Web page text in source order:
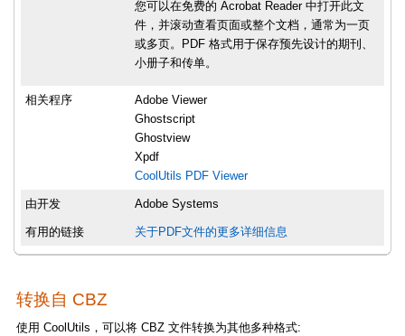
您可以在免费的 Acrobat Reader 中打开此文
件，并滚动查看页面或整个文档，通常为一页
或多页。PDF 格式用于保存预先设计的期刊、
小册子和传单。
相关程序
Adobe Viewer
Ghostscript
Ghostview
Xpdf
CoolUtils PDF Viewer
由开发 Adobe Systems
有用的链接 关于PDF文件的更多详细信息
转换自 CBZ
使用 CoolUtils，可以将 CBZ 文件转换为其他多种格式: